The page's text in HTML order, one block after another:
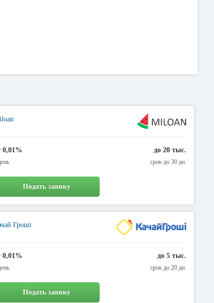
0,01% до 20 тыс.
срок до 30 дн.
Подать заявку
Гроші
0,01% до 5 тыс.
срок до 20 дн.
Подать заявку